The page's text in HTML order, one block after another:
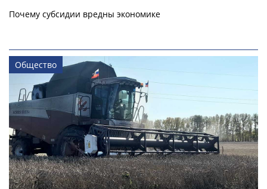
Почему субсидии вредны экономике
Общество